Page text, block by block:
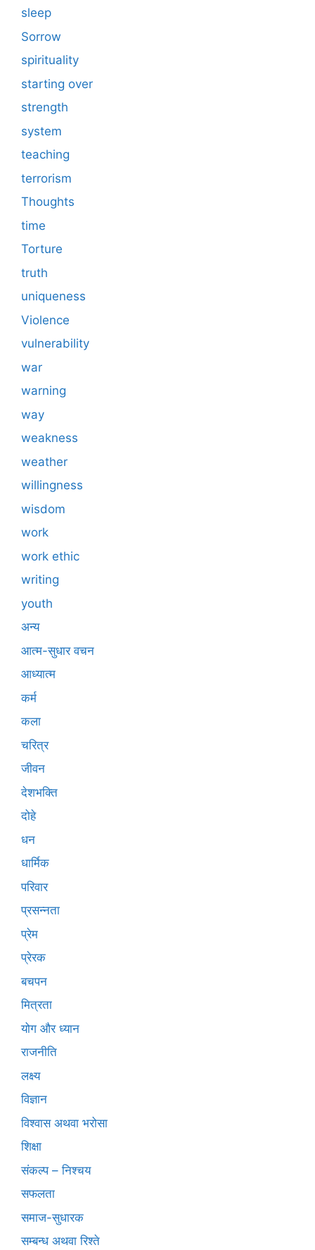
sleep
Sorrow
spirituality
starting over
strength
system
teaching
terrorism
Thoughts
time
Torture
truth
uniqueness
Violence
vulnerability
war
warning
way
weakness
weather
willingness
wisdom
work
work ethic
writing
youth
अन्य
आत्म-सुधार वचन
आध्यात्म
कर्म
कला
चरित्र
जीवन
देशभक्ति
दोहे
धन
धार्मिक
परिवार
प्रसन्नता
प्रेम
प्रेरक
बचपन
मित्रता
योग और ध्यान
राजनीति
लक्ष्य
विज्ञान
विश्वास अथवा भरोसा
शिक्षा
संकल्प – निश्चय
सफलता
समाज-सुधारक
सम्बन्ध अथवा रिश्ते